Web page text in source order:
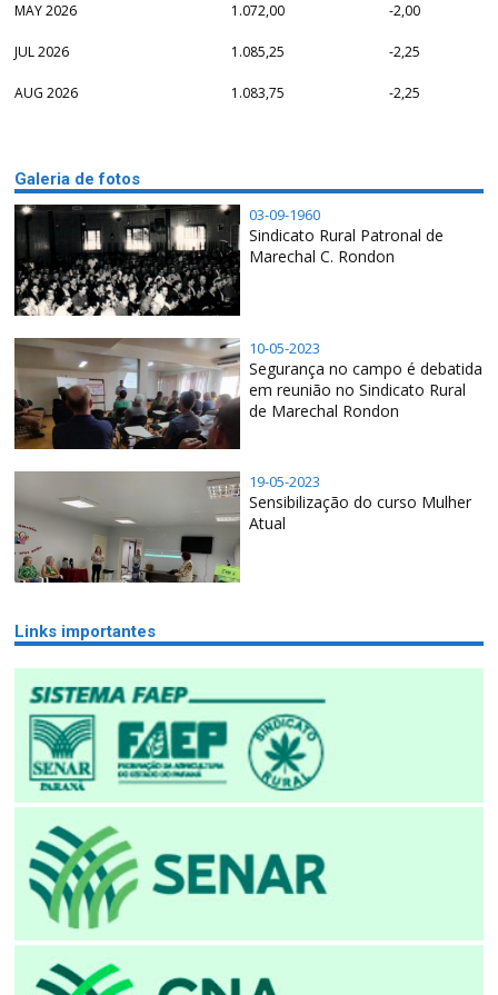
MAY 2026 1.072,00 -2,00
JUL 2026 1.085,25 -2,25
AUG 2026 1.083,75 -2,25
Galeria de fotos
03-09-1960
Sindicato Rural Patronal de
Marechal C. Rondon
10-05-2023
Segurança no campo é debatida
em reunião no Sindicato Rural
de Marechal Rondon
19-05-2023
Sensibilização do curso Mulher
Atual
Links importantes